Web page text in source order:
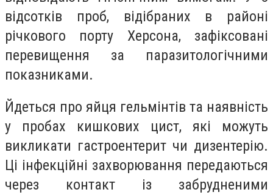
відсотків проб, відібраних в районі
річкового порту Херсона, зафіксовані
перевищення за паразитологічними
показниками.
Йдеться про яйця гельмінтів та наявність
у пробах кишкових цист, які можуть
викликати гастроентерит чи дизентерію.
Ці інфекційні захворювання передаються
через контакт із забрудненими